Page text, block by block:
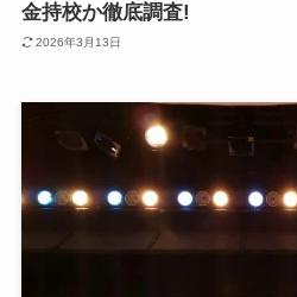
金持校か徹底調査!
2026年3月13日